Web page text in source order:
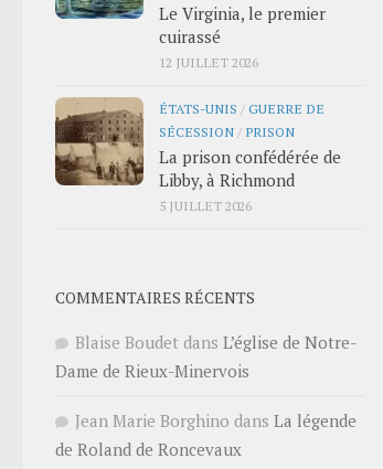
Le Virginia, le premier
cuirassé
12 JUILLET 2026
ÉTATS-UNIS /GUERRE DE
SÉCESSION / PRISON
La prison confédérée de
Libby, à Richmond
5 JUILLET 2026
COMMENTAIRES RÉCENTS
Blaise Boudet dans L’église de Notre-
Dame de Rieux-Minervois
Jean Marie Borghino dans La légende
de Roland de Roncevaux